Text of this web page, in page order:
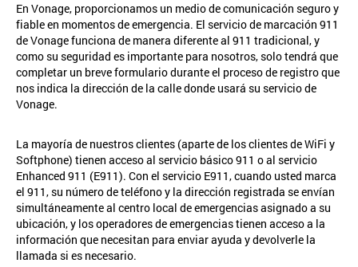
En Vonage, proporcionamos un medio de comunicación seguro y
fiable en momentos de emergencia. El servicio de marcación 911
de Vonage funciona de manera diferente al 911 tradicional, y
como su seguridad es importante para nosotros, solo tendrá que
completar un breve formulario durante el proceso de registro que
nos indica la dirección de la calle donde usará su servicio de
Vonage.
La mayoría de nuestros clientes (aparte de los clientes de WiFi y
Softphone) tienen acceso al servicio básico 911 o al servicio
Enhanced 911 (E911). Con el servicio E911, cuando usted marca
el 911, su número de teléfono y la dirección registrada se envían
simultáneamente al centro local de emergencias asignado a su
ubicación, y los operadores de emergencias tienen acceso a la
información que necesitan para enviar ayuda y devolverle la
llamada si es necesario.